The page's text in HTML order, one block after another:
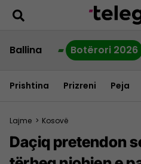
Ballina Botërori 2026
Prishtina Prizreni Peja
Lajme > Kosovë
Daçiq pretendon